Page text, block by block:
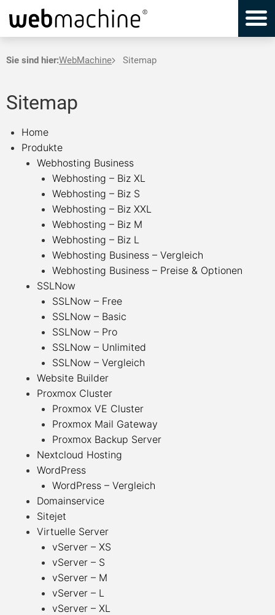
Sie sind hier:WebMachine Sitemap
Sitemap
Home
Produkte
Webhosting Business
Webhosting – Biz XL
Webhosting – Biz S
Webhosting – Biz XXL
Webhosting – Biz M
Webhosting – Biz L
Webhosting Business – Vergleich
Webhosting Business – Preise & Optionen
SSLNow
SSLNow – Free
SSLNow – Basic
SSLNow – Pro
SSLNow – Unlimited
SSLNow – Vergleich
Website Builder
Proxmox Cluster
Proxmox VE Cluster
Proxmox Mail Gateway
Proxmox Backup Server
Nextcloud Hosting
WordPress
WordPress – Vergleich
Domainservice
Sitejet
Virtuelle Server
vServer – XS
vServer – S
vServer – M
vServer – L
vServer – XL